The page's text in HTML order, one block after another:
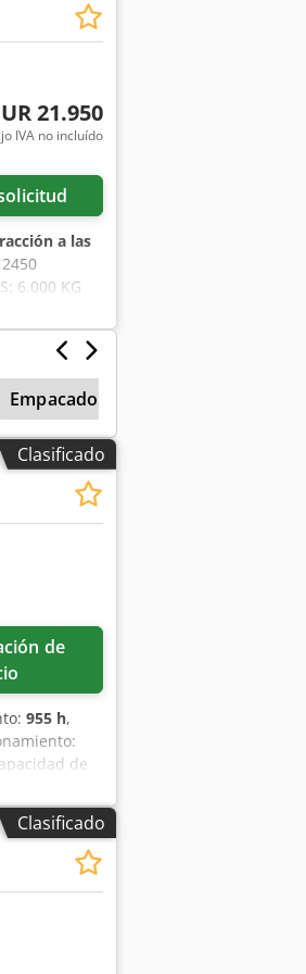
el proceso
21.950
IVA no incluído
a las
2450
6.000 KG
Empacadora
Clasificado
955 h,
de
mm
Aieyaa
Clasificado